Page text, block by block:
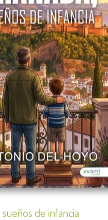
sueños de infancia